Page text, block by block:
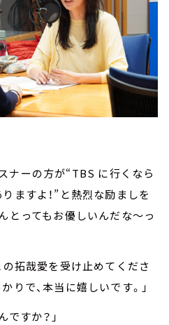
ナーの方が“TBS に行くなら
ますよ！”と熱烈な励ましを
とってもお優しいんだな～っ
の拓哉愛を受け止めてくださ
りで、本当に嬉しいです。」
すか？」